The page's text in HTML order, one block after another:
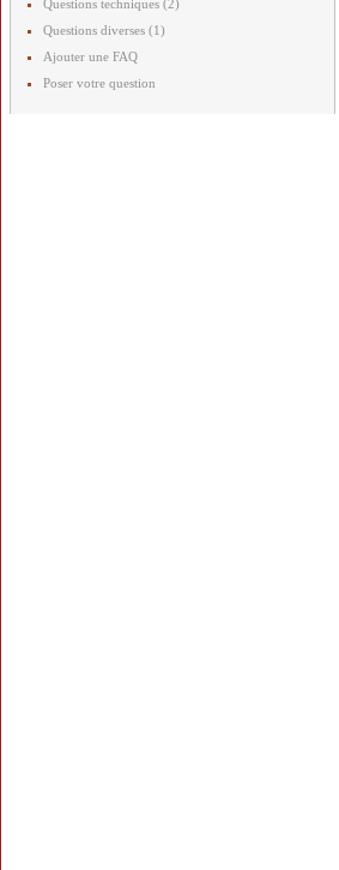
Questions techniques (2)
Questions diverses (1)
Ajouter une FAQ
Poser votre question